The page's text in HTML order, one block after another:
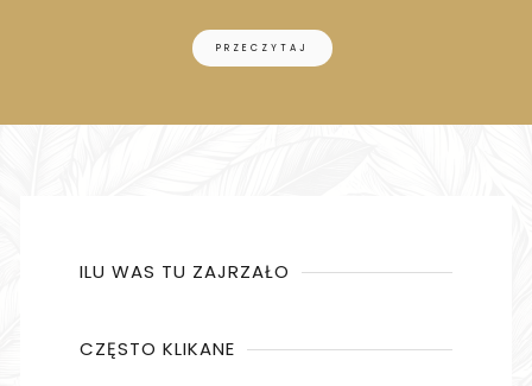
PRZECZYTAJ
ILU WAS TU ZAJRZAŁO
CZĘSTO KLIKANE